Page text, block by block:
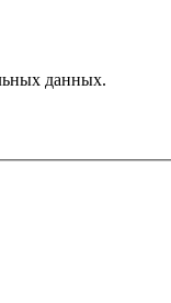
данных.